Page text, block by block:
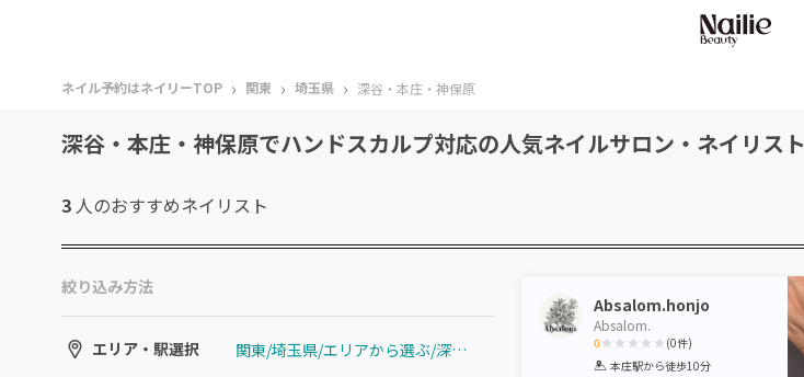
ネイル予約はネイリーTOP › 関東 › 埼玉県 › 深谷・本庄・神保原
深谷・本庄・神保原でハンドスカルプ対応の人気ネイルサロン・ネイリスト
3 人のおすすめネイリスト
絞り込み方法
エリア・駅選択 関東/埼玉県/エリアから選ぶ/深谷・本庄・神保原
Absalom.honjo
Absalom.
0
1 2 3 4 5
(0件)
本庄駅から徒歩10分